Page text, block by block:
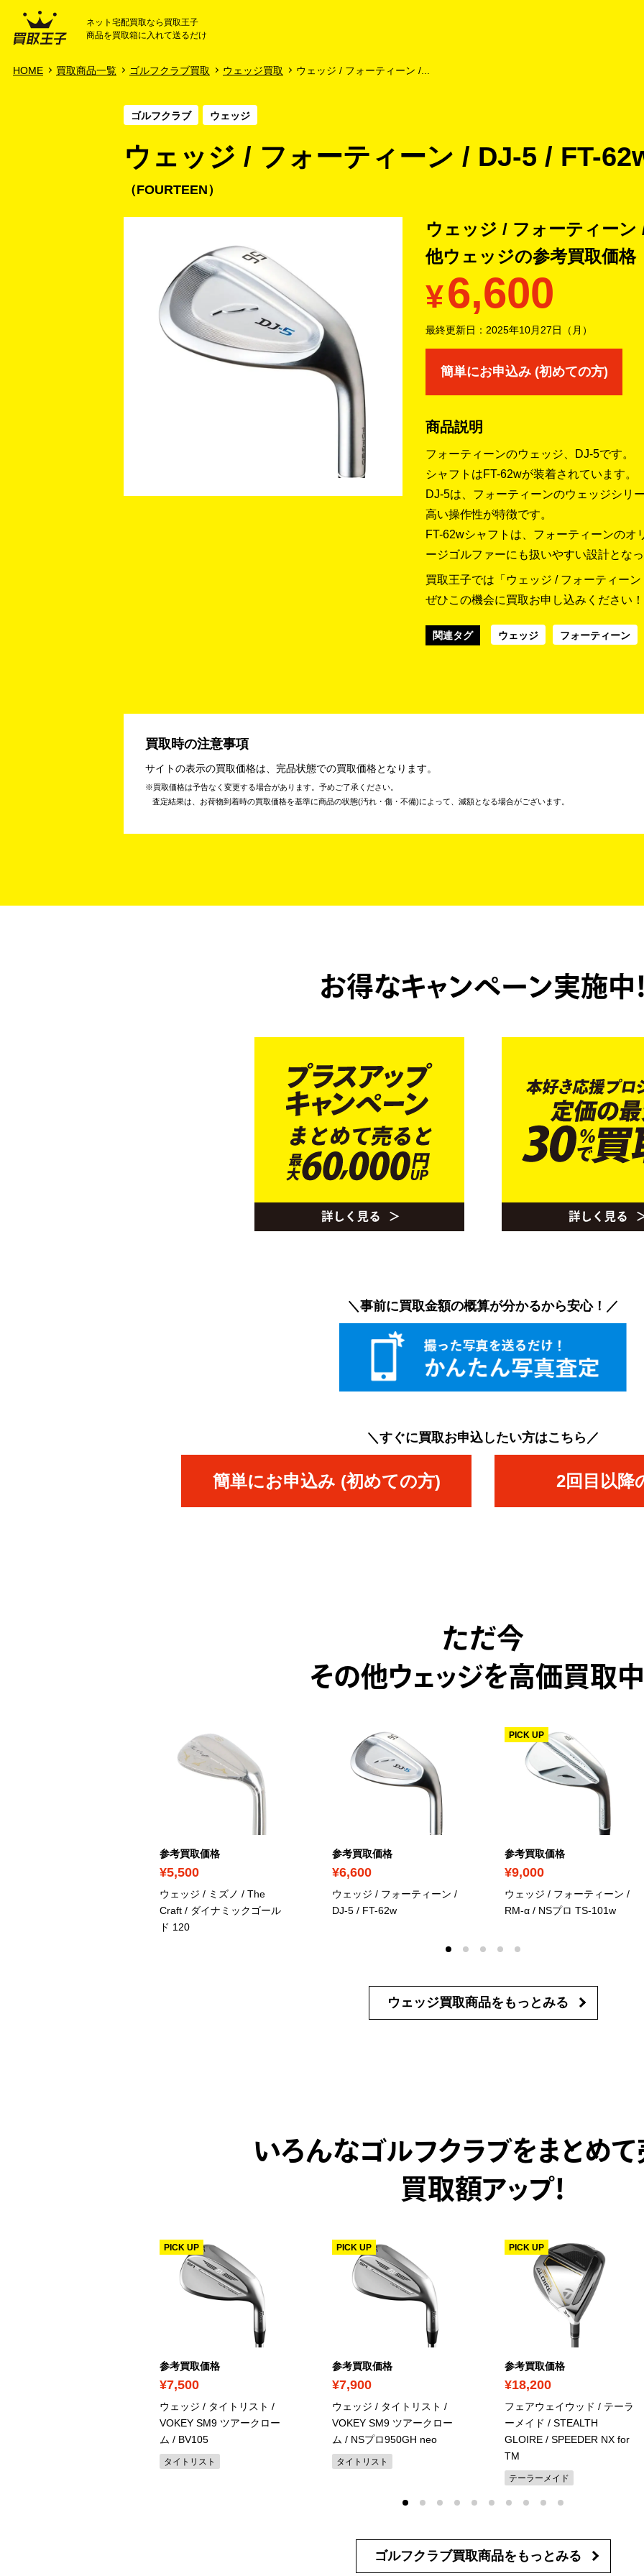
HOME
ネット宅配買取なら買取王子
商品を買取箱に入れて送るだけ
HOME 買取商品一覧 ゴルフクラブ買取 ウェッジ買取 ウェッジ / フォーティーン /...
ゴルフクラブ ウェッジ
ウェッジ / フォーティーン / DJ-5 / FT-
FOURTEEN
ウェッジ / フォーティー
他ウェッジの参考買取価格
¥6,600
最終更新日： 2025年10月27日（月）
簡単にお申込み (初めての方)
商品説明
フォーティーンのウェッジ、DJ-5です。
シャフトはFT-62wが装着されています。
DJ-5は、フォーティーンのウェッジシリ
高い操作性が特徴です。
FT-62wシャフトは、フォーティーンの
ージゴルファーにも扱いやすい設計とな
買取王子では「ウェッジ / フォーティー
ぜひこの機会に買取お申し込みください！
関連タグ ウェッジ フォーティーン
買取時の注意事項
サイトの表示の買取価格は、完品状態での買取価格となります。
買取価格は予告なく変更する場合があります。予めご了承ください。
査定結果は、お荷物到着時の買取価格を基準に商品の状態(汚れ・傷・不備)によって、減額となる場合がございます。
お得なキャンペーン実施中
＼事前に買取金額の概算が分かるから安心！／
＼すぐに買取お申込したい方はこちら／
簡単にお申込み (初めての方) 2回目以降
ただ今
その他ウェッジを高価買取中
参考買取価格
¥5,500
ウェッジ / ミズノ / The
Craft / ダイナミックゴール
ド 120
参考買取価格
¥6,600
ウェッジ / フォーティーン /
DJ-5 / FT-62w
参考買取価格
¥9,000
PICK UP
ウェッジ / フォーティーン /
RM-α / NSプロ TS-101w
ウェッジ買取商品を もっとみる
いろんなゴルフクラブをまとめて
買取額アップ！
参考買取価格
¥7,500
PICK UP
ウェッジ / タイトリスト /
VOKEY SM9 ツアークロー
ム / BV105
タイトリスト
参考買取価格
¥7,900
PICK UP
ウェッジ / タイトリスト /
VOKEY SM9 ツアークロー
ム / NSプロ950GH neo
タイトリスト
参考買取価格
¥18,200
PICK UP
フェアウェイウッド / テーラ
ーメイド / STEALTH
GLOIRE / SPEEDER NX for
TM
テーラーメイド
ゴルフクラブ買取商品を もっとみる